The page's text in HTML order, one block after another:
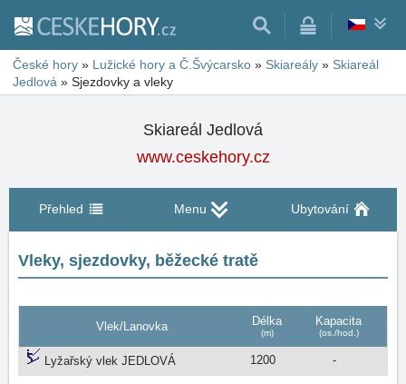
České hory » Lužické hory a Č.Švýcarsko » Skiareály » Skiareál
Jedlová » Sjezdovky a vleky
Skiareál Jedlová
www.ceskehory.cz
Přehled Menu Ubytování
Vleky, sjezdovky, běžecké tratě
Vlek/Lanovka Délka
(m)
Kapacita
(os./hod.)
Lyžařský vlek JEDLOVÁ 1200 -